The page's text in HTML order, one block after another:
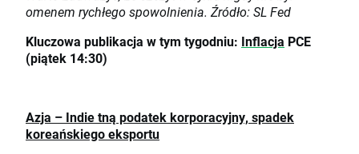
omenem rychłego spowolnienia. Źródło: SL Fed
Kluczowa publikacja w tym tygodniu: Inflacja PCE
(piątek 14:30)
Azja – Indie tną podatek korporacyjny, spadek
koreańskiego eksportu